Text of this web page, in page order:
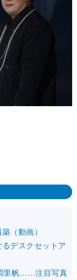
（動画）
デスクセットア
里帆……注目写真